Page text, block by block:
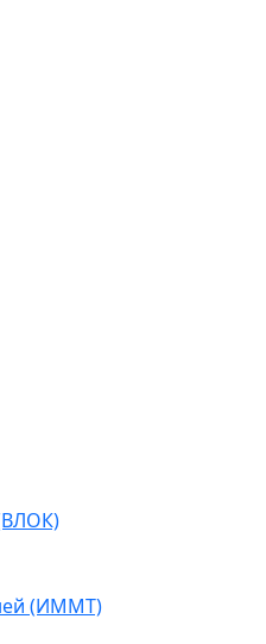
(ИММТ)